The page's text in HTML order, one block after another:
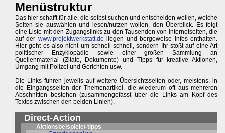
Menüstruktur
Das hier schafft für alle, die selbst suchen und entscheiden wollen, welche
Seiten sie auswählen und lesen/nutzen wollen, den Überblick. Es folgt
eine Liste mit den Zugangslinks zu den Tausenden von Internetseiten, die
auf der www.projektwerkstatt.de liegen und bergeweise Infos enthalten.
Hier geht es also nicht um schnell-schnell, sondern Ihr stoßt auf eine Art
politischer Enzyklopädie sowie einer großen Sammlung an
Quellenmaterial (Zitate, Dokumente) und Tipps für kreative Aktionen,
Umgang mit Polizei und Gerichten usw.
Die Links führen jeweils auf weitere Übersichtsseiten oder, meistens, in
die Eingangsseiten der Themenartikel, die wiederum oft aus mehreren
Abschnitten bestehen (zusammengefasst über die Links am Kopf des
Textes zwischen den beiden Linien).
Direct-Action
Aktionsbeispiele/-tipps